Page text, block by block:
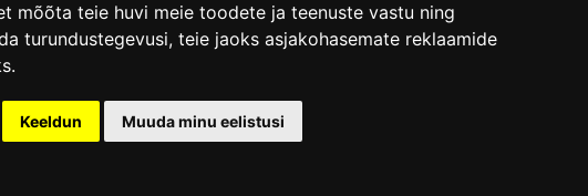
mõõta teie huvi meie toodete ja teenuste vastu ning
turundustegevusi, teie jaoks asjakohasemate reklaamide
.
Keeldun Muuda minu eelistusi